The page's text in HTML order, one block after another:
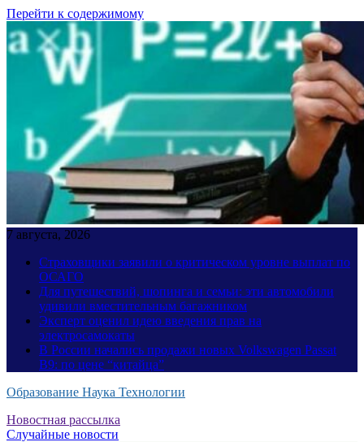
Перейти к содержимому
7 августа, 2026
Страховщики заявили о критическом уровне выплат по
ОСАГО
Для путешествий, шопинга и семьи: эти автомобили
удивили вместительным багажником
Эксперт оценил идею введения прав на
электросамокаты
В России начались продажи новых Volkswagen Passat
B9: по цене “китайца”
Образование Наука Технологии
Новостная рассылка
Случайные новости